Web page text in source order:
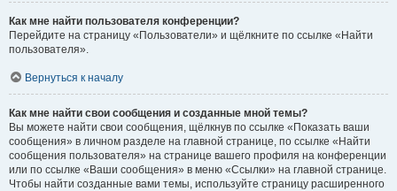
Как мне найти пользователя конференции?
Перейдите на страницу «Пользователи» и щёлкните по ссылке «Найти
пользователя».
Вернуться к началу
Как мне найти свои сообщения и созданные мной темы?
Вы можете найти свои сообщения, щёлкнув по ссылке «Показать ваши
сообщения» в личном разделе на главной странице, по ссылке «Найти
сообщения пользователя» на странице вашего профиля на конференции
или по ссылке «Ваши сообщения» в меню «Ссылки» на главной странице.
Чтобы найти созданные вами темы, используйте страницу расширенного